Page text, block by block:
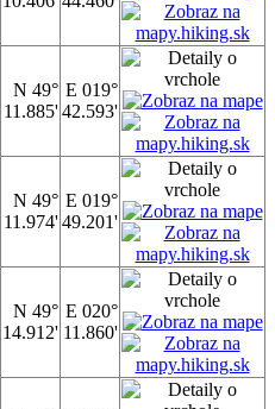
N 49°
11.885'
E 019°
42.593'
N 49°
11.974'
E 019°
49.201'
N 49°
14.912'
E 020°
11.860'